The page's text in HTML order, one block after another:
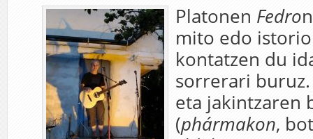
Platonen Fedro
mito edo
kontatzen du
sorrerari
eta jakintzaren
(phármakon,